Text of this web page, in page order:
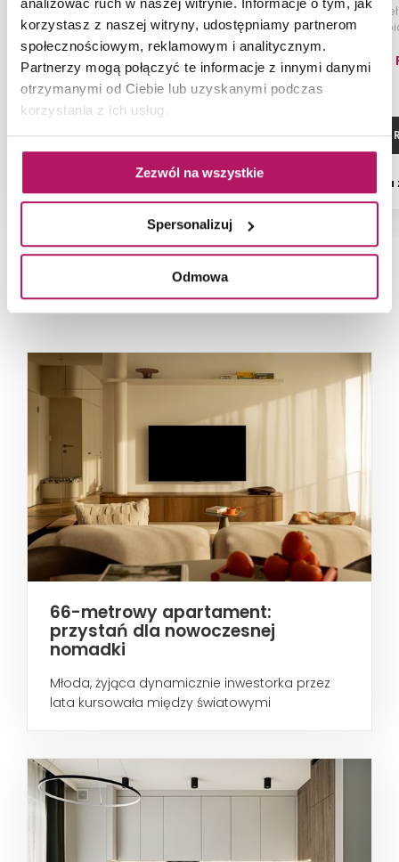
analizować ruch w naszej witrynie. Informacje o tym, jak
korzystasz z naszej witryny, udostępniamy partnerom
społecznościowym, reklamowym i analitycznym.
Partnerzy mogą połączyć te informacje z innymi danymi
otrzymanymi od Ciebie lub uzyskanymi podczas
korzystania z ich usług.
Zezwól na wszystkie
Spersonalizuj
Odmowa
Poręcz dla niepełnosprawnych
łukowa uchylna z miejscem na
papier 50 cm, biała
260,10 PLN
ZOBACZ PRODUKT
na zamówienie
Poręcz dla
prosta 40 cm,
88,60
ZOBACZ
NAJNOWSZE ARTYKUŁY
66-metrowy apartament:
przystań dla nowoczesnej
nomadki
Młoda, żyjąca dynamicznie inwestorka przez
lata kursowała między światowymi